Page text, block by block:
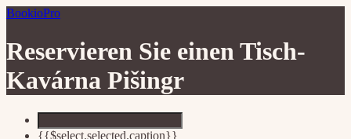
BookioPro
Reservieren Sie einen Tisch-
Kavárna Pišingr
{{$select.selected.caption}}